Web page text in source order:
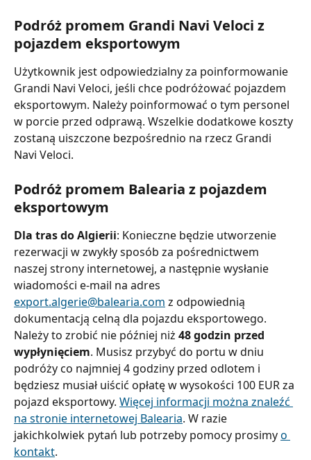
Podróż promem Grandi Navi Veloci z
pojazdem eksportowym
Użytkownik jest odpowiedzialny za poinformowanie
Grandi Navi Veloci, jeśli chce podróżować pojazdem
eksportowym. Należy poinformować o tym personel
w porcie przed odprawą. Wszelkie dodatkowe koszty
zostaną uiszczone bezpośrednio na rzecz Grandi
Navi Veloci.
Podróż promem Balearia z pojazdem
eksportowym
Dla tras do Algierii: Konieczne będzie utworzenie
rezerwacji w zwykły sposób za pośrednictwem
naszej strony internetowej, a następnie wysłanie
wiadomości e-mail na adres
export.algerie@balearia.com z odpowiednią
dokumentacją celną dla pojazdu eksportowego.
Należy to zrobić nie później niż 48 godzin przed
wypłynięciem. Musisz przybyć do portu w dniu
podróży co najmniej 4 godziny przed odlotem i
będziesz musiał uiścić opłatę w wysokości 100 EUR za
pojazd eksportowy. Więcej informacji można znaleźć
na stronie internetowej Balearia. W razie
jakichkolwiek pytań lub potrzeby pomocy prosimy o
kontakt.